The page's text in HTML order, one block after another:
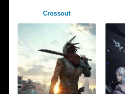
Crossout